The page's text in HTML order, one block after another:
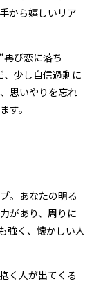
から嬉しいリア
再び恋に落ち
、少し自信過剰に
思いやりを忘れ
す。
。あなたの明る
があり、周りに
強く、懐かしい人
く人が出てくる